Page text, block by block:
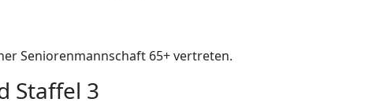
Seniorenmannschaft 65+ vertreten.
Staffel 3